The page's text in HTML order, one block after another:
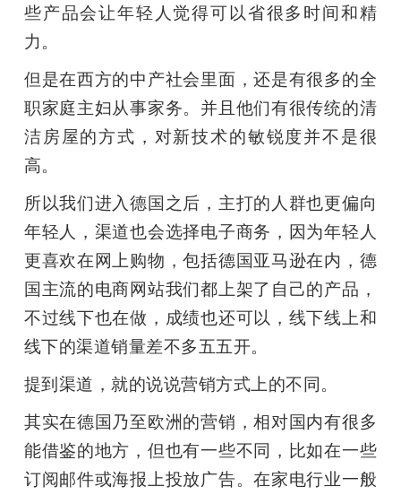
些产品会让年轻人觉得可以省很多时间和精
力。
但是在西方的中产社会里面，还是有很多的全
职家庭主妇从事家务。并且他们有很传统的清
洁房屋的方式，对新技术的敏锐度并不是很
高。
所以我们进入德国之后，主打的人群也更偏向
年轻人，渠道也会选择电子商务，因为年轻人
更喜欢在网上购物，包括德国亚马逊在内，德
国主流的电商网站我们都上架了自己的产品，
不过线下也在做，成绩也还可以，线下线上和
线下的渠道销量差不多五五开。
提到渠道，就的说说营销方式上的不同。
其实在德国乃至欧洲的营销，相对国内有很多
能借鉴的地方，但也有一些不同，比如在一些
订阅邮件或海报上投放广告。在家电行业一般